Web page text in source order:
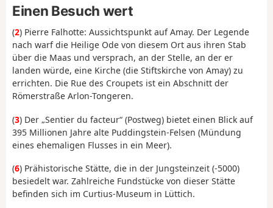
Einen Besuch wert
(2) Pierre Falhotte: Aussichtspunkt auf Amay. Der Legende
nach warf die Heilige Ode von diesem Ort aus ihren Stab
über die Maas und versprach, an der Stelle, an der er
landen würde, eine Kirche (die Stiftskirche von Amay) zu
errichten. Die Rue des Croupets ist ein Abschnitt der
Römerstraße Arlon-Tongeren.
(3) Der „Sentier du facteur“ (Postweg) bietet einen Blick auf
395 Millionen Jahre alte Puddingstein-Felsen (Mündung
eines ehemaligen Flusses in ein Meer).
(6) Prähistorische Stätte, die in der Jungsteinzeit (-5000)
besiedelt war. Zahlreiche Fundstücke von dieser Stätte
befinden sich im Curtius-Museum in Lüttich.